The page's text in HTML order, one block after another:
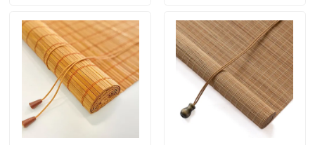
Ongeveer ons
Fabrieksreis
Kwaliteitscontrole